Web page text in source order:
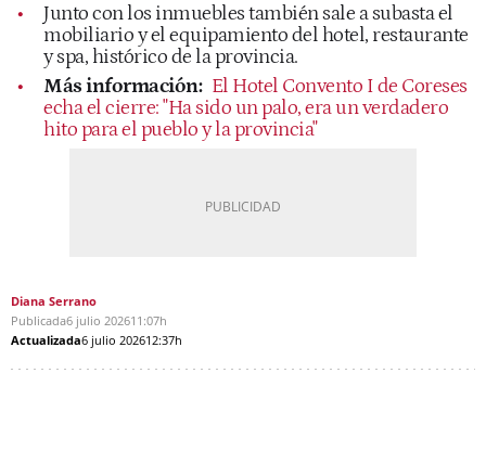
Junto con los inmuebles también sale a subasta el
mobiliario y el equipamiento del hotel, restaurante
y spa, histórico de la provincia.
Más información: El Hotel Convento I de Coreses
echa el cierre: "Ha sido un palo, era un verdadero
hito para el pueblo y la provincia"
Diana Serrano
Publicada6 julio 202611:07h
Actualizada6 julio 202612:37h